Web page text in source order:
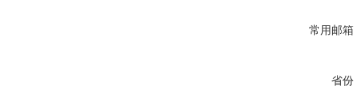
常用邮箱
省份